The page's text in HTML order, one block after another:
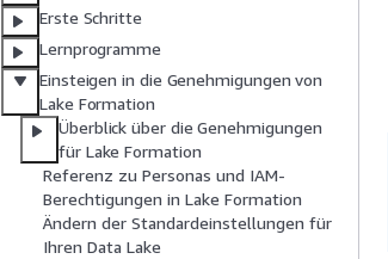
Erste Schritte
Lernprogramme
Einsteigen in die Genehmigungen von
Lake Formation
Überblick über die Genehmigungen
für Lake Formation
Referenz zu Personas und IAM-
Berechtigungen in Lake Formation
Ändern der Standardeinstellungen für
Ihren Data Lake